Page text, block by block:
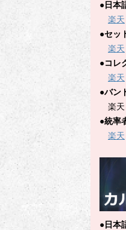
●日本
楽天
●セッ
楽天
●コレ
楽天
●バン
楽天
●統率
楽天
●日本